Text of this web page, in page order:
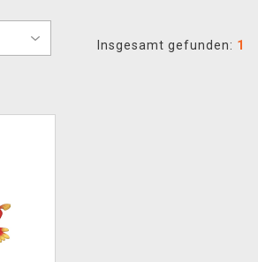
Insgesamt gefunden: 1